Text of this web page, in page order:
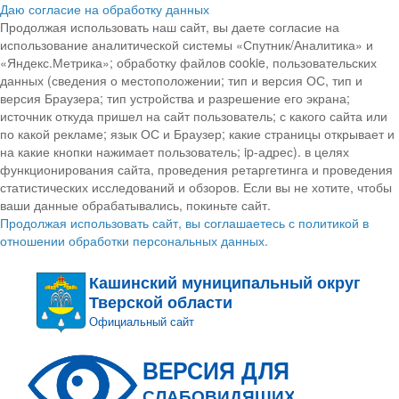
Даю согласие на обработку данных
Продолжая использовать наш сайт, вы даете согласие на
использование аналитической системы «Спутник/Аналитика» и
«Яндекс.Метрика»; обработку файлов cookie, пользовательских
данных (сведения о местоположении; тип и версия ОС, тип и
версия Браузера; тип устройства и разрешение его экрана;
источник откуда пришел на сайт пользователь; с какого сайта или
по какой рекламе; язык ОС и Браузер; какие страницы открывает и
на какие кнопки нажимает пользователь; ip-адрес). в целях
функционирования сайта, проведения ретаргетинга и проведения
статистических исследований и обзоров. Если вы не хотите, чтобы
ваши данные обрабатывались, покиньте сайт.
Продолжая использовать сайт, вы соглашаетесь с политикой в
отношении обработки персональных данных.